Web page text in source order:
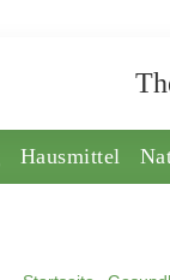
Hausmittel